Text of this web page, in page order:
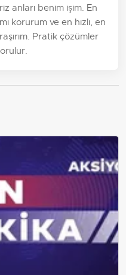
anları benim işim. En
korurum ve en hızlı, en
Pratik çözümler